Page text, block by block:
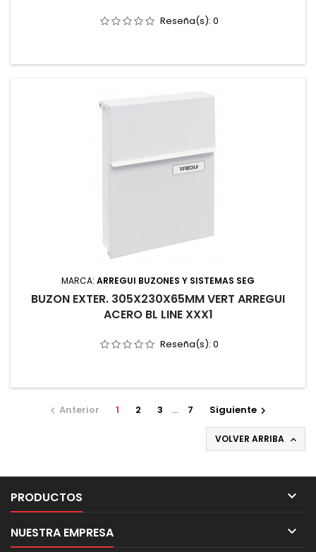
Reseña(s): 0
MARCA: ARREGUI BUZONES Y SISTEMAS SEG
BUZON EXTER. 305X230X65MM VERT ARREGUI
ACERO BL LINE XXX1
Reseña(s): 0
 Anterior 1 2 3 … 7 Siguiente 
VOLVER ARRIBA 
PRODUCTOS 
NUESTRA EMPRESA 